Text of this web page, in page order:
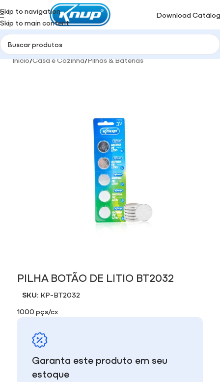
Skip to navigation
Skip to main content
Download
Início/Casa e Cozinha/Pilhas & Baterias
PILHA BOTÃO DE LITIO BT2032
SKU: KP-BT2032
1000 pçs/cx
Garanta este produto em seu
estoque